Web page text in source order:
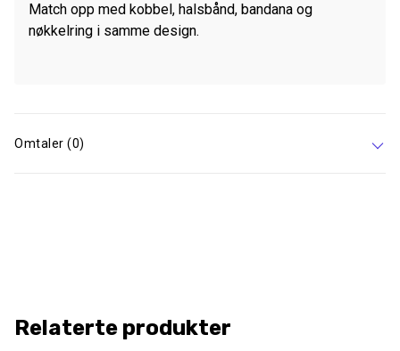
Match opp med kobbel, halsbånd, bandana og
nøkkelring i samme design.
Omtaler (0)
Relaterte produkter